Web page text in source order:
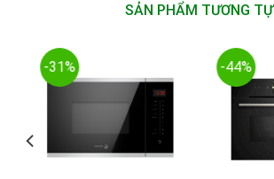
SẢN PHẨM TƯƠNG TỰ
-31% -44%